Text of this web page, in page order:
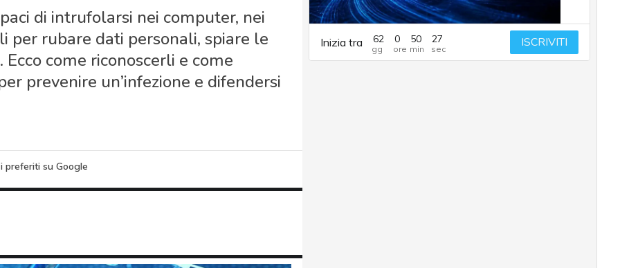
di intrufolarsi nei computer, nei
per rubare dati personali, spiare le
come riconoscerli e come
prevenire un’infezione e difendersi
preferiti su Google
Inizia tra 62 0 50 26 ISCRIVITI